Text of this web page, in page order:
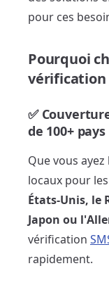
pour ces
Pourquoi
vérification
✅
de 100+ pays
Que vous
locaux pour les
États-Unis, le
Japon ou
vérification
rapidement.